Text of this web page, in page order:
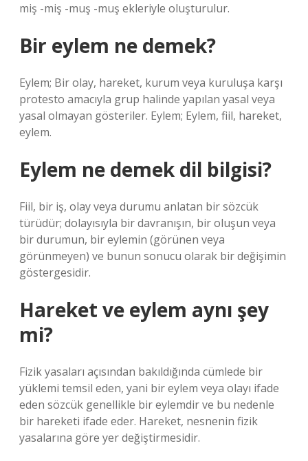
miş -miş -muş -muş ekleriyle oluşturulur.
Bir eylem ne demek?
Eylem; Bir olay, hareket, kurum veya kuruluşa karşı
protesto amacıyla grup halinde yapılan yasal veya
yasal olmayan gösteriler. Eylem; Eylem, fiil, hareket,
eylem.
Eylem ne demek dil bilgisi?
Fiil, bir iş, olay veya durumu anlatan bir sözcük
türüdür; dolayısıyla bir davranışın, bir oluşun veya
bir durumun, bir eylemin (görünen veya
görünmeyen) ve bunun sonucu olarak bir değişimin
göstergesidir.
Hareket ve eylem aynı şey
mi?
Fizik yasaları açısından bakıldığında cümlede bir
yüklemi temsil eden, yani bir eylem veya olayı ifade
eden sözcük genellikle bir eylemdir ve bu nedenle
bir hareketi ifade eder. Hareket, nesnenin fizik
yasalarına göre yer değiştirmesidir.